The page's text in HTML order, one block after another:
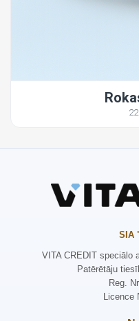
SIA
VITA CREDIT speciālo
Patērētāju
Reg.
Licence